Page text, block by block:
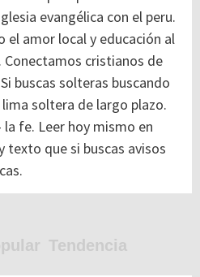
evangélica con el peru.
el amor local y educación al
cristianos de
buscas solteras buscando
soltera de largo plazo.
fe. Leer hoy mismo en
que si buscas avisos
Tendencia